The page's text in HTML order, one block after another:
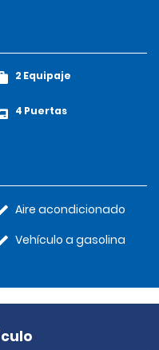
2 Equipaje
4 Puertas
Aire acondicionado
Vehículo a gasolina